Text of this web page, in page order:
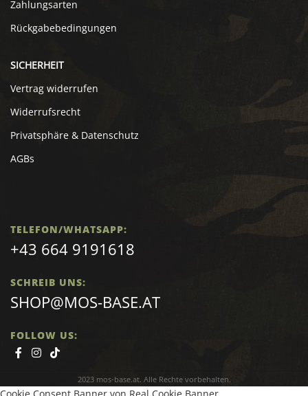
Zahlungsarten
Rückgabebedingungen
SICHERHEIT
Vertrag widerrufen
Widerrufsrecht
Privatsphäre & Datenschutz
AGBs
TELEFON/WHATSAPP:
+43 664 9191618
SCHREIB UNS:
SHOP@MOS-BASE.AT
FOLLOW US:
2023 mos-base.at. Alle Rechte vorbehalten.